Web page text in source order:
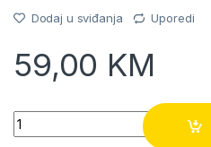
Dodaj u sviđanja Uporedi
59,00 KM
Quantity